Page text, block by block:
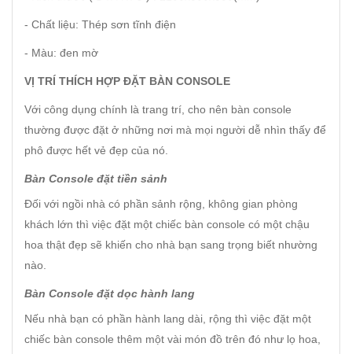
- Chất liệu: Thép sơn tĩnh điện
- Màu: đen mờ
VỊ TRÍ THÍCH HỢP ĐẶT BÀN CONSOLE
Với công dụng chính là trang trí, cho nên bàn console
thường được đặt ở những nơi mà mọi người dễ nhìn thấy để
phô được hết vẻ đẹp của nó.
Bàn Console đặt tiền sảnh
Đối với ngồi nhà có phần sảnh rộng, không gian phòng
khách lớn thì việc đặt một chiếc bàn console có một chậu
hoa thật đẹp sẽ khiến cho nhà bạn sang trọng biết nhường
nào.
Bàn Console đặt dọc hành lang
Nếu nhà bạn có phần hành lang dài, rộng thì việc đặt một
chiếc bàn console thêm một vài món đồ trên đó như lọ hoa,